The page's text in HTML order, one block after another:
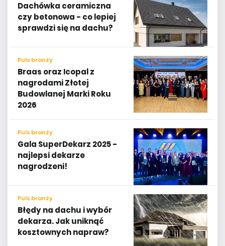
Dachówka ceramiczna
czy betonowa - co lepiej
sprawdzi się na dachu?
Puls branży
Braas oraz Icopal z
nagrodami Złotej
Budowlanej Marki Roku
2026
Puls branży
​​​Gala SuperDekarz 2025 -
najlepsi dekarze
nagrodzeni!
Puls branży
Błędy na dachu i wybór
dekarza. Jak uniknąć
kosztownych napraw?